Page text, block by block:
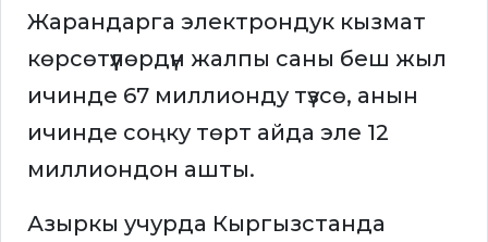
Жарандарга электрондук кызмат
көрсөтүүлөрдүн жалпы саны беш жыл
ичинде 67 миллионду түзсө, анын
ичинде соңку төрт айда эле 12
миллиондон ашты.
Азыркы учурда Кыргызстанда